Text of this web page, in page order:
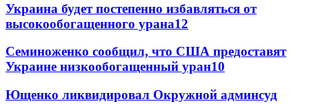
Украина будет постепенно избавляться от
высокообогащенного урана12
Семиноженко сообщил, что США предоставят
Украине низкообогащенный уран10
Ющенко ликвидировал Окружной админсуд